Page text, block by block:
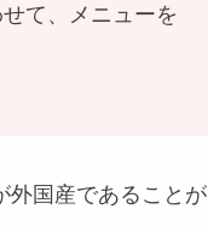
て、メニューを
外国産であることが